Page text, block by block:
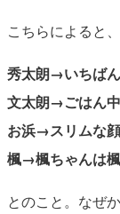
こちらによると、
秀太朗→いちばん
文太朗→ごはん中
お浜→スリムな
楓→楓ちゃんは楓
とのこと。なぜ